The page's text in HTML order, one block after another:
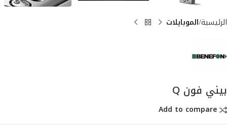
الرئيسية الموبايلات
بيني فون Q
Add to compare